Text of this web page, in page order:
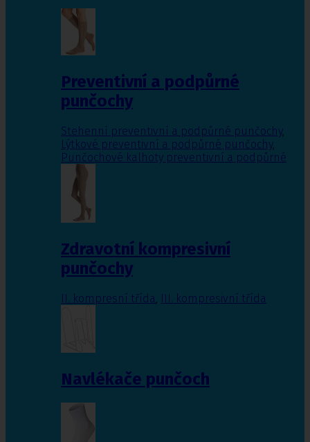
Preventivní a podpůrné
punčochy
Stehenní preventivní a podpůrné punčochy,
Lýtkové preventivní a podpůrné punčochy,
Punčochové kalhoty preventivní a podpůrné
Zdravotní kompresivní
punčochy
II. kompresní třída III. kompresivní třída
Navlékače punčoch